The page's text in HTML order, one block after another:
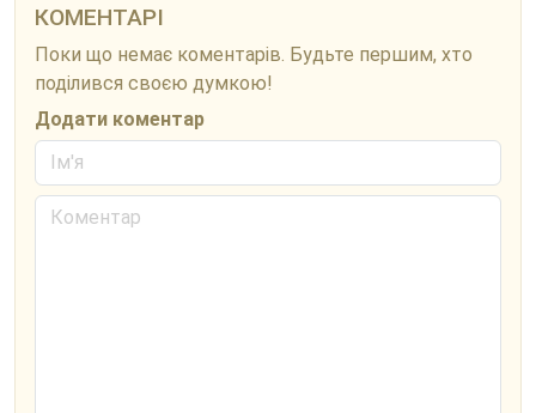
КОМЕНТАРІ
Поки що немає коментарів. Будьте першим, хто
поділився своєю думкою!
Додати коментар